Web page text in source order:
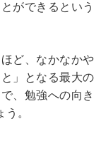
ができるという
ど、なかなかや
」となる最大の
、勉強への向き
。